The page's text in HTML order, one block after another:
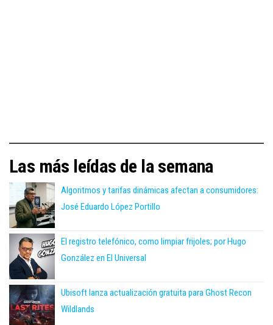
Las más leídas de la semana
Algoritmos y tarifas dinámicas afectan a consumidores:
José Eduardo López Portillo
El registro telefónico, como limpiar frijoles; por Hugo
González en El Universal
Ubisoft lanza actualización gratuita para Ghost Recon
Wildlands